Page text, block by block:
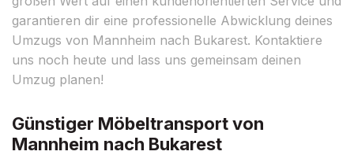
garantieren dir eine professionelle Abwicklung deines
Umzugs von Mannheim nach Bukarest. Kontaktiere
uns noch heute und lass uns gemeinsam deinen
Umzug planen!
Günstiger Möbeltransport von
Mannheim nach Bukarest